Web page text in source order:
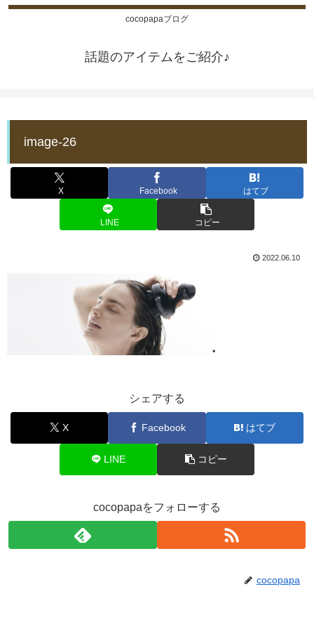
cocopapaブログ
話題のアイテムをご紹介♪
image-26
X Facebook はてブ
LINE コピー
2022.06.10
シェアする
X Facebook はてブ
LINE コピー
cocopapaをフォローする
cocopapa